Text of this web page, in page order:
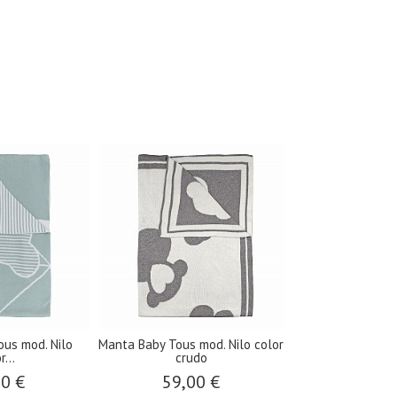
mod. Nilo
€
Manta Baby Tous mod. Nilo color
crudo
59,00 €